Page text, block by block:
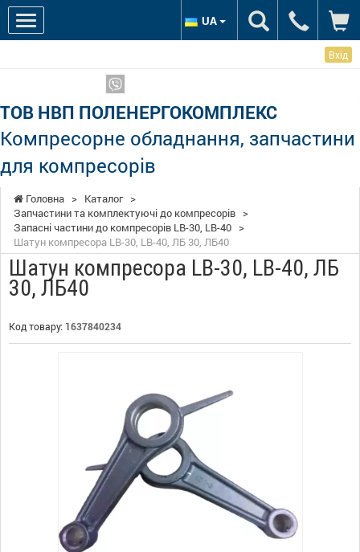
Вхід
ТОВ НВП ПОЛЕНЕРГОКОМПЛЕКС
Компресорне обладнання, запчастини
для компресорів
UA
Головна > Каталог >
Запчастини та комплектуючі до компресорів >
Запасні частини до компресорів LB-30, LB-40 >
Шатун компресора LB-30, LB-40, ЛБ 30, ЛБ40
Шатун компресора LB-30, LB-40, ЛБ
30, ЛБ40
Код товару: 1637840234